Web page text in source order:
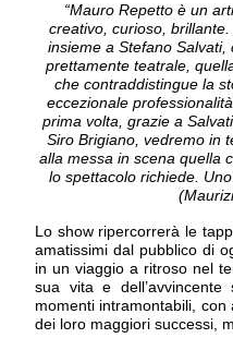
“Mauro Repetto è un
creativo, curioso,
insieme a Stefano
prettamente teatrale,
che contraddistingue la
eccezionale
prima volta, grazie a
Siro Brigiano, vedremo in
alla messa in scena quella
lo spettacolo richiede.
Lo show ripercorrerà le
amatissimi dal pubblico di
in un viaggio a ritroso nel
sua vita e dell’avvincente
momenti intramontabili,
dei loro maggiori successi,